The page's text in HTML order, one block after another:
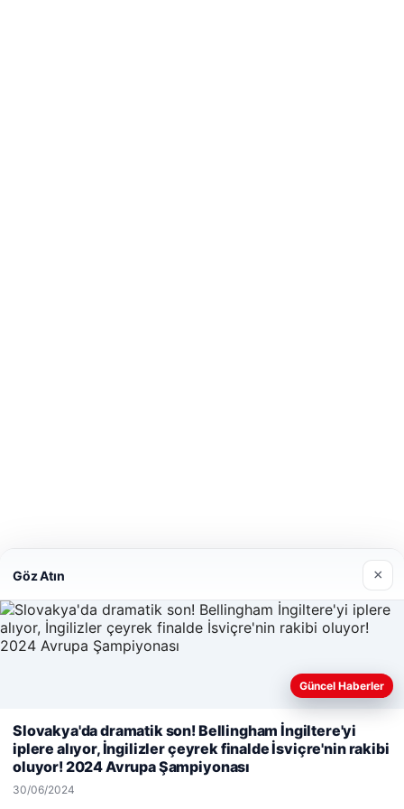
kişiselleştirmek ve geliştirmek amacıyla çerezler kullanıyoruz.
Politikamız
Reddet Kabul Et
Göz Atın ×
Güncel Haberler
Slovakya'da dramatik son! Bellingham İngiltere'yi
iplere alıyor, İngilizler çeyrek finalde İsviçre'nin rakibi
oluyor! 2024 Avrupa Şampiyonası
30/06/2024